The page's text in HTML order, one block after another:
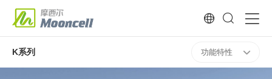
K系列 功能特性